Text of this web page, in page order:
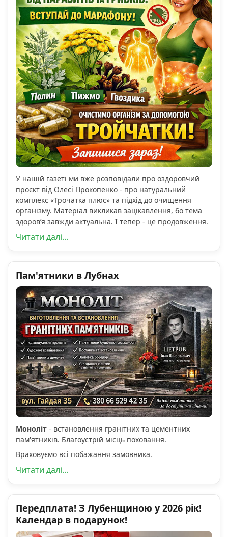
У нашій газеті ми вже розповідали про оздоровчий
проєкт від Олесі Прокопенко - про натуральний
комплекс «Трочатка плюс» та підхід до очищення
організму. Матеріал викликав зацікавлення, бо тема
здоров’я завжди актуальна. І тепер - це продовження.
Читати далі...
Пам'ятники в Лубнах
Моноліт - встановлення гранітних та цементних
пам'ятників. Благоустрій місць поховання.
Враховуємо всі побажання замовника.
Читати далі...
Передплата! З Лубенщиною у 2026 рік!
Календар в подарунок!